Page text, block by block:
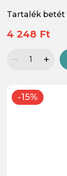
Tartalék betét
4 248 Ft
-15%